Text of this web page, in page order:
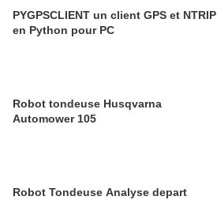
PYGPSCLIENT un client GPS et NTRIP
en Python pour PC
Robot tondeuse Husqvarna
Automower 105
Robot Tondeuse Analyse depart